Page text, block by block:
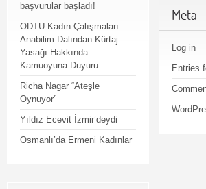
başvurular başladı!
ODTU Kadın Çalışmaları
Anabilim Dalından Kürtaj
Yasağı Hakkında
Kamuoyuna Duyuru
Richa Nagar “Ateşle
Oynuyor”
Yıldız Ecevit İzmir’deydi
Osmanlı’da Ermeni Kadınlar
Meta
Log in
Entries